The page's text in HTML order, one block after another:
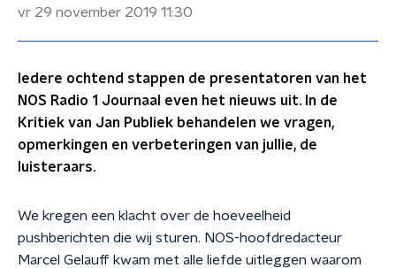
vr 29 november 2019 11:30
Iedere ochtend stappen de presentatoren van het
NOS Radio 1 Journaal even het nieuws uit. In de
Kritiek van Jan Publiek behandelen we vragen,
opmerkingen en verbeteringen van jullie, de
luisteraars.
We kregen een klacht over de hoeveelheid
pushberichten die wij sturen. NOS-hoofdredacteur
Marcel Gelauff kwam met alle liefde uitleggen waarom